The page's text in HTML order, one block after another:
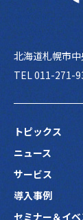
北海道札幌市
TEL 011-271-
トピックス
ニュース
サービス
導入事例
セミナー＆イベ